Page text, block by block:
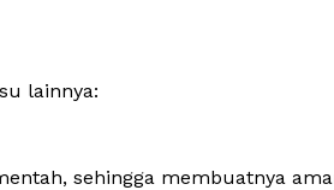
lainnya:
sehingga membuatnya